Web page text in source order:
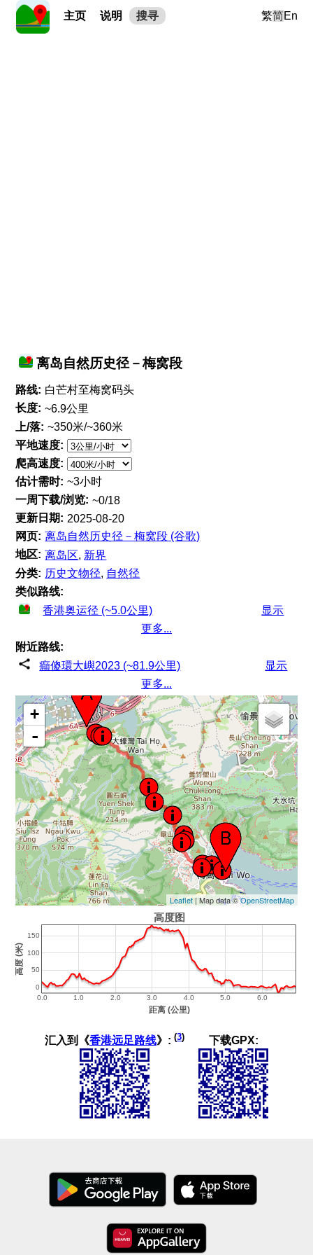
主页 说明 搜寻 繁简En
离岛自然历史径－梅窝段
路线: 白芒村至梅窝码头
长度: ~6.9公里
上/落: ~350米/~360米
平地速度:
爬高速度:
估计需时: ~3小时
一周下载/浏览: ~0/18
更新日期: 2025-08-20
网页: 离岛自然历史径－梅窝段 (谷歌)
地区: 离岛区, 新界
分类: 历史文物径, 自然径
类似路线:
香港奥运径 (~5.0公里)
显示
更多...
附近路线:
癲傻環大嶼2023 (~81.9公里)
显示
更多...
+
-
Leaflet| Map data ©OpenStreetMap
汇入到《香港远足路线》: (3) 下载GPX: